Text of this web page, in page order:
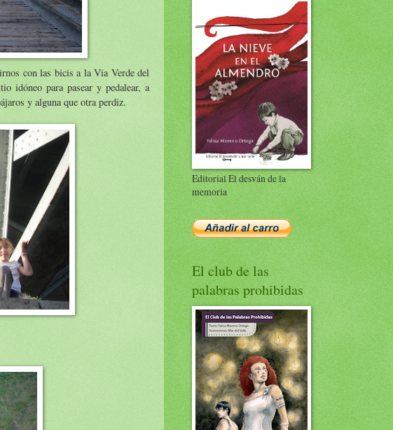
con las bicis a la Via Verde del
idóneo para pasear y pedalear, a
y alguna que otra perdiz.
Editorial El desván de la
memoria
El club de las
palabras prohibidas